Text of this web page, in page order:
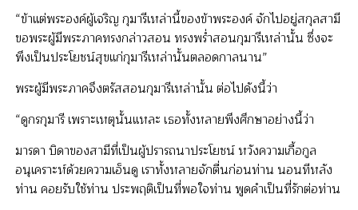
“ข้าแต่พระองค์ผู้เจริญ กุมารีเหล่านี้ของข้าพระองค์ จักไปอยู่สกุลสามี
ขอพระผู้มีพระภาคทรงกล่าวสอน ทรงพร่ำสอนกุมารีเหล่านั้น ซึ่งจะ
พึงเป็นประโยชน์สุขแก่กุมารีเหล่านั้นตลอดกาลนาน”
พระผู้มีพระภาคจึงตรัสสอนกุมารีเหล่านั้น ต่อไปดังนี้ว่า
“ดูกรกุมารี เพราะเหตุนั้นแหละ เธอทั้งหลายพึงศึกษาอย่างนี้ว่า
มารดา บิดาของสามีที่เป็นผู้ปรารถนาประโยชน์ หวังความเกื้อกูล
อนุเคราะห์ด้วยความเอ็นดู เราทั้งหลายจักตื่นก่อนท่าน นอนทีหลัง
ท่าน คอยรับใช้ท่าน ประพฤติเป็นที่พอใจท่าน พูดคำเป็นที่รักต่อท่าน